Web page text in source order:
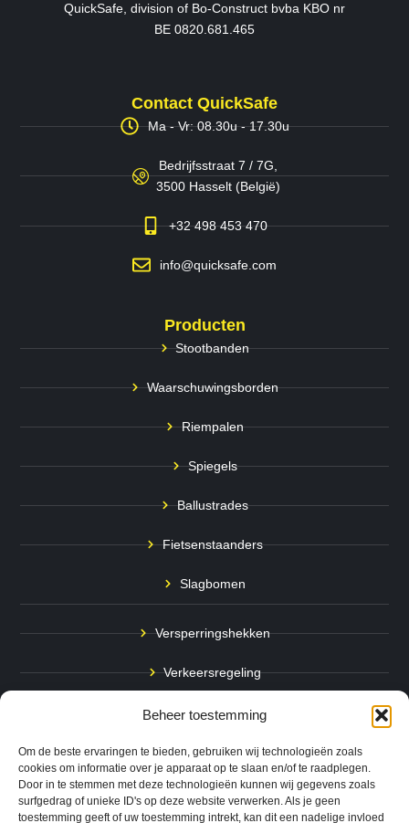
Beheer toestemming
Om de beste ervaringen te bieden, gebruiken wij technologieën zoals
cookies om informatie over je apparaat op te slaan en/of te raadplegen.
Door in te stemmen met deze technologieën kunnen wij gegevens zoals
surfgedrag of unieke ID's op deze website verwerken. Als je geen
toestemming geeft of uw toestemming intrekt, kan dit een nadelige invloed
QuickSafe, division of Bo-Construct bvba KBO nr
BE 0820.681.465
Contact QuickSafe
Ma - Vr: 08.30u - 17.30u
Bedrijfsstraat 7 / 7G,
3500 Hasselt (België)
+32 498 453 470
info@quicksafe.com
Producten
Stootbanden
Waarschuwingsborden
Riempalen
Spiegels
Ballustrades
Fietsenstaanders
Slagbomen
Versperringshekken
Verkeersregeling
Stadspalen
Afzetpalen
Bodemmarkering